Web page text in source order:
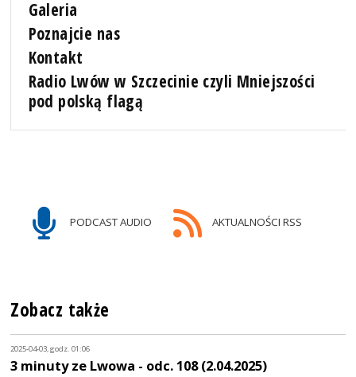
Galeria
Poznajcie nas
Kontakt
Radio Lwów w Szczecinie czyli Mniejszości
pod polską flagą
PODCAST AUDIO AKTUALNOŚCI RSS
Zobacz także
2025-04-03, godz. 01:06
3 minuty ze Lwowa - odc. 108 (2.04.2025)